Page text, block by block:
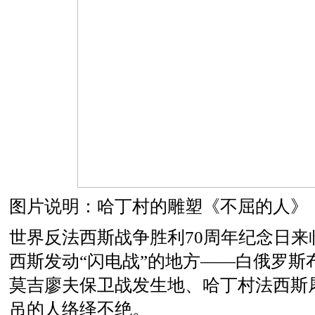
图片说明：哈丁村的雕塑《不屈的人》
世界反法西斯战争胜利70周年纪念日
西斯发动“闪电战”的地方——白俄罗斯
莫吉廖夫保卫战发生地、哈丁村法西斯
吊的人络绎不绝。